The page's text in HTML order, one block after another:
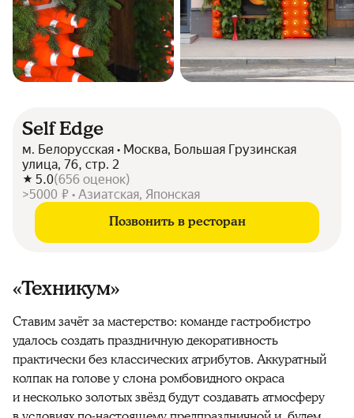
Self Edge
м. Белорусская • Москва, Большая Грузинская
улица, 76, стр. 2
5.0(656 оценок)
>5000 ₽ • Азиатская, Японская
Позвонить в ресторан
«Техникум»
Ставим зачёт за мастерство: команде гастробистро
удалось создать праздничную декоративность
практически без классических атрибутов. Аккуратный
колпак на голове у слона ромбовидного окраса
и несколько золотых звёзд будут создавать атмосферу